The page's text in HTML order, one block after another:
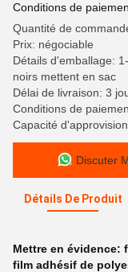
Conditions de
Quantité de
Prix: négociable
Détails d'emballage:
noirs mettent en sac
Délai de livraison: 3
Conditions de
Capacité
Discuter
Détails De Produit
Mettre en évidence:
film adhésif de